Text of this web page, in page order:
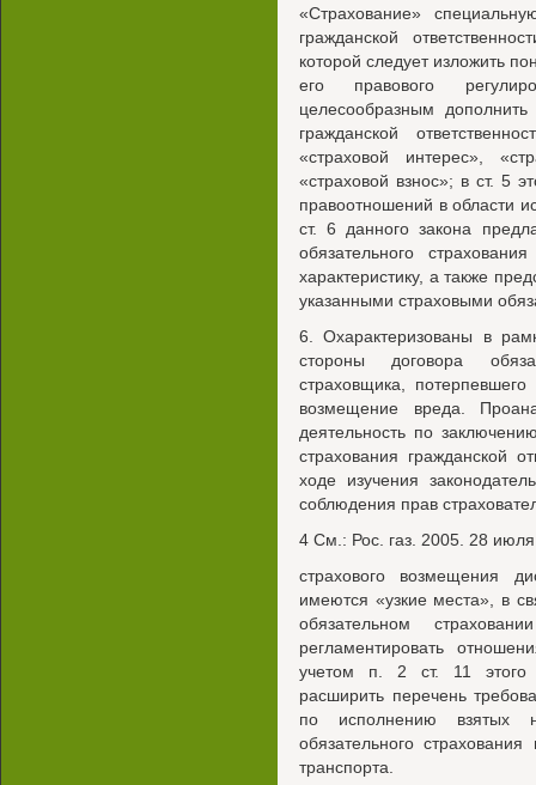
«Страхование»
гражданской
которой следует изложить
его правового
целесообразным
гражданской
«страховой интерес»,
«страховой взнос»; в ст. 5
правоотношений в области
ст. 6 данного закона
обязательного
характеристику, а также
указанными страховыми
6. Охарактеризованы в
стороны договора
страховщика,
возмещение вреда.
деятельность по
страхования гражданской
ходе изучения
соблюдения прав
4 См.: Рос. газ. 2005. 28
страхового возмещения
имеются «узкие места», в
обязательном
регламентировать
учетом п. 2 ст. 11 этого
расширить перечень
по исполнению взятых
обязательного страхования
транспорта.